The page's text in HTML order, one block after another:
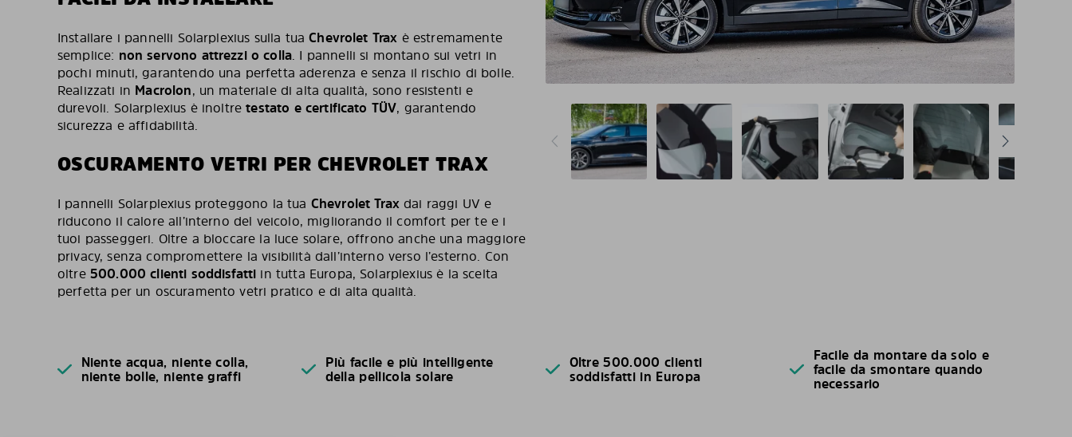
Installare i pannelli Solarplexius sulla tuaChevrolet Trax è estremamente
semplice: non servono attrezzi o colla. I pannelli si montano sui vetri in
pochi minuti, garantendo una perfetta aderenza e senza il rischio di bolle.
Realizzati in Macrolon, un materiale di alta qualità, sono resistenti e
durevoli. Solarplexius è inoltretestato e certificato TÜV, garantendo
sicurezza e affidabilità.
OSCURAMENTO VETRI PER CHEVROLET TRAX
I pannelli Solarplexius proteggono la tua Chevrolet Traxdai raggi UV e
riducono il calore all’interno del veicolo, migliorando il comfort per te e i
tuoi passeggeri. Oltre a bloccare la luce solare, offrono anche una maggiore
privacy, senza compromettere la visibilità dall’interno verso l’esterno. Con
oltre 500.000 clienti soddisfatti in tutta Europa, Solarplexius è la scelta
perfetta per un oscuramento vetri pratico e di alta qualità.
Niente acqua, niente colla,
niente bolle, niente graffi
Più facile e più intelligente
della pellicola solare
Oltre 500.000 clienti
soddisfatti in Europa
Facile da montare da solo e
facile da smontare quando
necessario